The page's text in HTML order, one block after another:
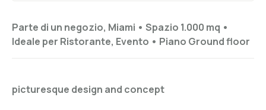
Parte di un negozio, Miami • Spazio 1.000 mq •
Ideale per Ristorante, Evento • Piano Ground floor
picturesque design and concept